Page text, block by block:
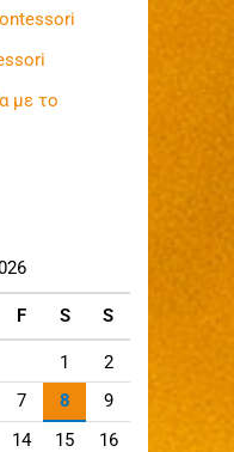
με το
F S S
1
2
7 8
9
14 15
16